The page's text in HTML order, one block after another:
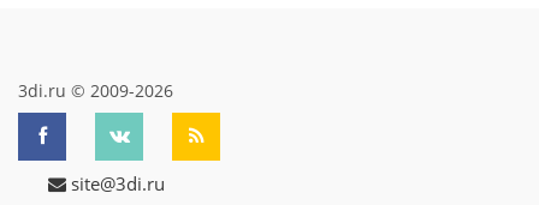
3di.ru © 2009-2026
site@3di.ru